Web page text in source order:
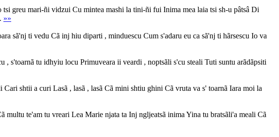
mari-ñi vidzui Cu mintea mashi la tini-ñi fui Inima mea laia tsi sh-u pâtsâ Di
»»
ti vedu Cã inj hiu diparti , minduescu Cum s'adaru eu ca sã'nj ti hãrsescu Io va
tu idhyiu locu Primuveara ii veardi , noptsãli s'cu steali Tuti suntu arãdãpsiti
a curi Lasã , lasã , lasã Cã mini shtiu ghini Cã vruta va s' toarnã Iara moi la
te'am tu vreari Lea Marie njata ta Inj ngljeatsã inima Yina tu bratsãli'a meali Cã